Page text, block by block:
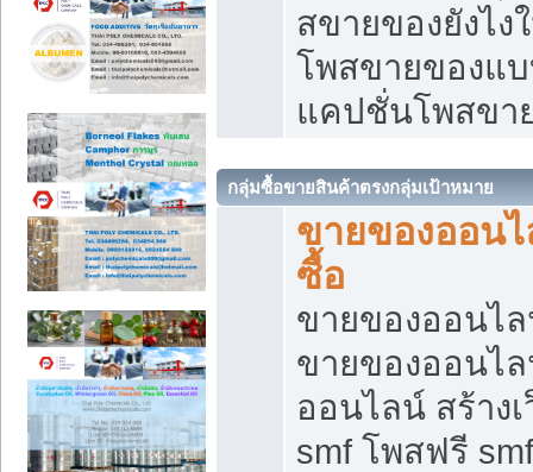
สขายของยังไ
โพสขายของแ
แคปชั่นโพสขา
กลุ่มซื้อขายสินค้าตรงกลุ่มเป้าหมาย
ขายของออน
ซื้อ
ขายของออนไล
ขายของออนไ
ออนไลน์ สร้าง
smf โพสฟรี